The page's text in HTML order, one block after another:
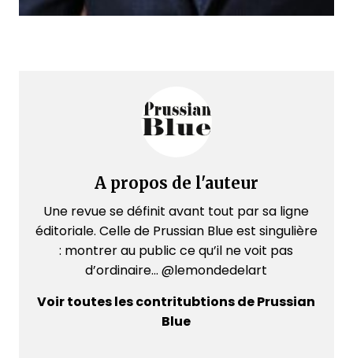
A propos de l'auteur
Une revue se définit avant tout par sa ligne
éditoriale. Celle de Prussian Blue est singulière
: montrer au public ce qu’il ne voit pas
d’ordinaire... @lemondedelart
Voir toutes les contritubtions de Prussian
Blue